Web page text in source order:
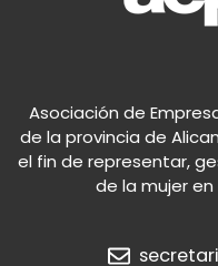
Asociación de
de la provincia de
el fin de representar,
de la mujer